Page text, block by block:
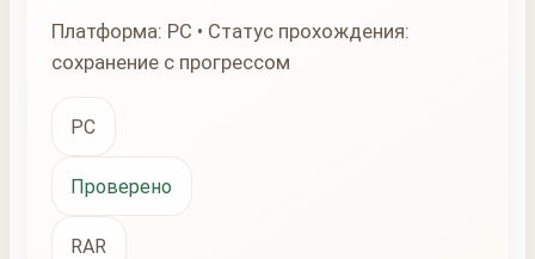
Платформа: PC • Статус прохождения:
сохранение с прогрессом
PC
Проверено
RAR